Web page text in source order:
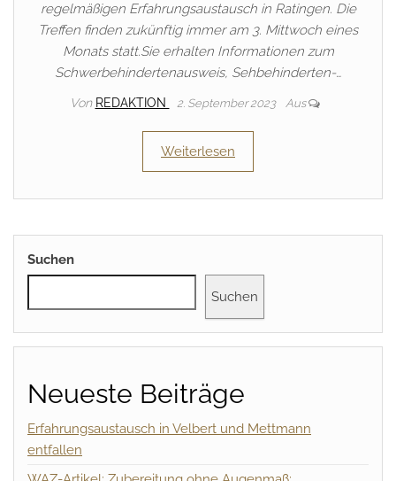
regelmäßigen Erfahrungsaustausch in Ratingen. Die
Treffen finden zukünftig immer am 3. Mittwoch eines
Monats statt.Sie erhalten Informationen zum
Schwerbehindertenausweis, Sehbehinderten-…
Von REDAKTION 2. September 2023 Aus
Weiterlesen
Suchen
Suchen
Neueste Beiträge
Erfahrungsaustausch in Velbert und Mettmann
entfallen